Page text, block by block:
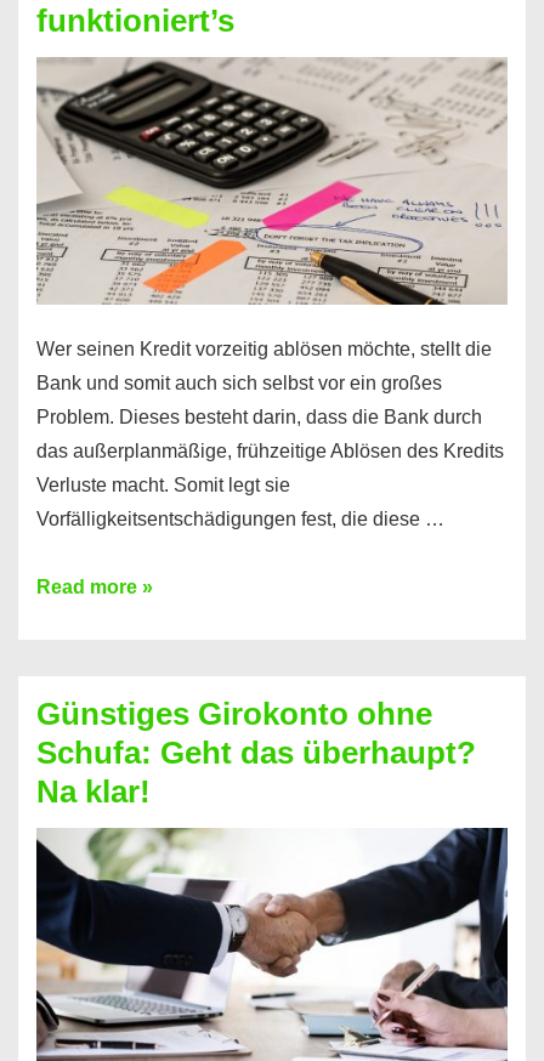
–
Mit
diesen
Regeln!
funktioniert’s
Wer seinen Kredit vorzeitig ablösen möchte, stellt die
Bank und somit auch sich selbst vor ein großes
Problem. Dieses besteht darin, dass die Bank durch
das außerplanmäßige, frühzeitige Ablösen des Kredits
Verluste macht. Somit legt sie
Vorfälligkeitsentschädigungen fest, die diese …
Kredit
dabei
profitieren
–
So
funktioniert’s
Read more »
Günstiges Girokonto ohne
Schufa: Geht das überhaupt?
Na klar!